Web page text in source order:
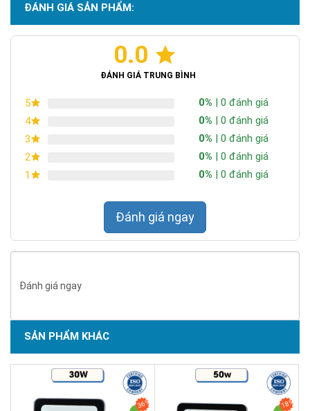
Chứng nhận ISO 9001:2015
SẢN PHẨM DỊCH VỤ CHẤT LƯỢNG ASEAN 2019
ĐÁNH GIÁ SẢN PHẨM:
0.0
ĐÁNH GIÁ TRUNG BÌNH
5 0% | 0 đánh giá
4
0% | 0 đánh giá
3
0% | 0 đánh giá
2
0% | 0 đánh giá
1
0% | 0 đánh giá
Đánh giá ngay
Đánh giá ngay
SẢN PHẨM KHÁC
36% 18%